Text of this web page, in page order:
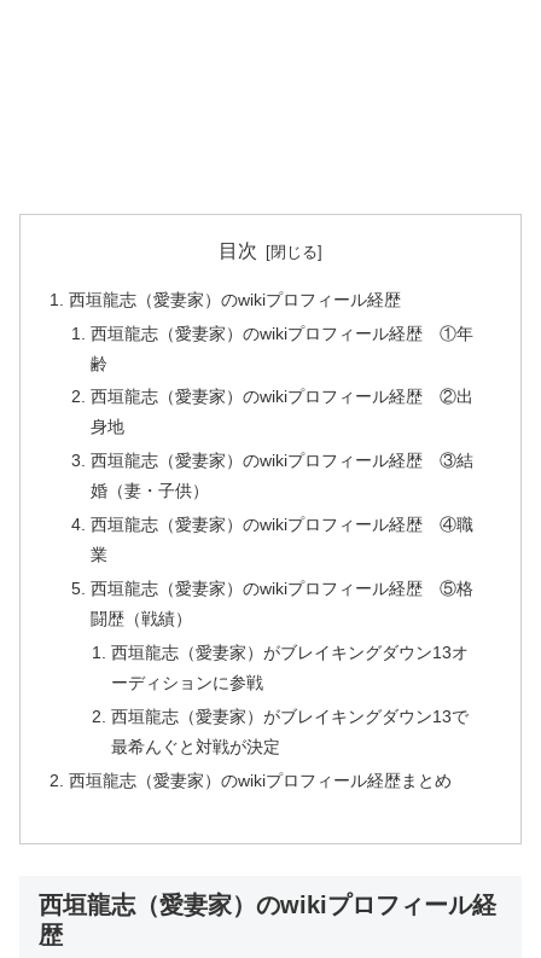
目次
西垣龍志（愛妻家）のwikiプロフィール経歴
西垣龍志（愛妻家）のwikiプロフィール経歴 ①年
齢
西垣龍志（愛妻家）のwikiプロフィール経歴 ②出
身地
西垣龍志（愛妻家）のwikiプロフィール経歴 ③結
婚（妻・子供）
西垣龍志（愛妻家）のwikiプロフィール経歴 ④職
業
西垣龍志（愛妻家）のwikiプロフィール経歴 ⑤格
闘歴（戦績）
西垣龍志（愛妻家）がブレイキングダウン13オ
ーディションに参戦
西垣龍志（愛妻家）がブレイキングダウン13で
最希んぐと対戦が決定
西垣龍志（愛妻家）のwikiプロフィール経歴まとめ
西垣龍志（愛妻家）のwikiプロフィール経
歴